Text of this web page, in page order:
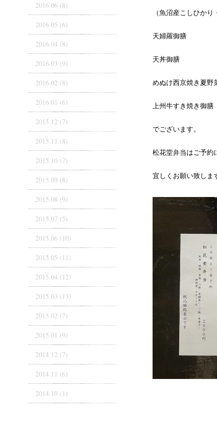
（魚沼産こしひか
天婦羅御膳
天丼御膳
めぬけ西京焼き夏野
上州牛すき焼き御膳
でございます。
松花堂弁当はご予約
宜しくお願い致しま
2016.06 (8)
2016.05 (6)
2016.04 (8)
2016.03 (9)
2016.02 (8)
2016.01 (6)
2015.12 (7)
2015.11 (8)
2015.10 (7)
2015.09 (8)
2015.08 (9)
2015.07 (5)
2015.06 (10)
2015.05 (11)
2015.04 (12)
2015.03 (13)
2015.02 (7)
2015.01 (9)
2014.12 (7)
2014.11 (6)
2014.10 (1)